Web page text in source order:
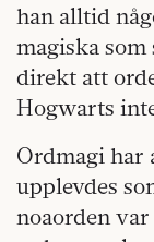
han alltid
magiska
direkt att
Hogwarts
Ordmagi har
upplevdes
noaorden